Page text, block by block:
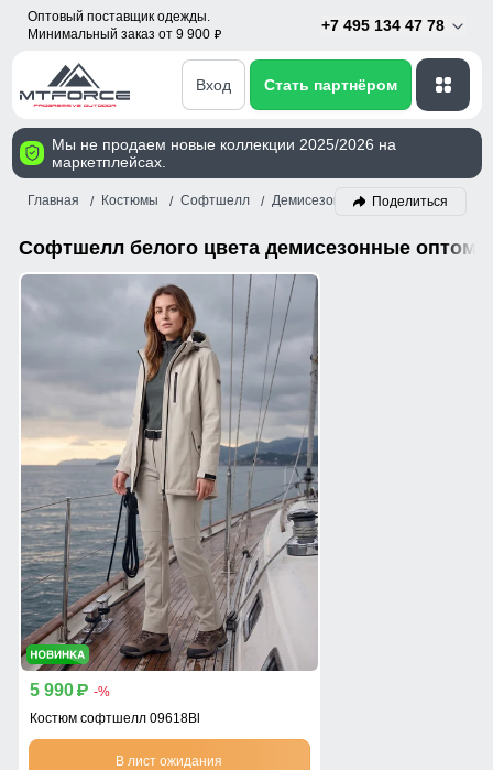
Оптовый поставщик одежды.
Минимальный заказ от 9 900 p
+7 495 134 47 78
Вход Стать партнёром
Мы не продаем новые коллекции 2025/2026 на
маркетплейсах.
Главная Костюмы Софтшелл Демисезон Белый
Поделиться
Софтшелл белого цвета демисезонные оптом
5 990 p -%
Костюм софтшелл 09618Bl
В лист ожидания